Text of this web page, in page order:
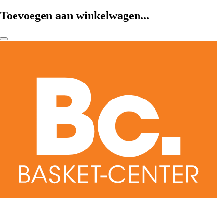
Toevoegen aan winkelwagen...